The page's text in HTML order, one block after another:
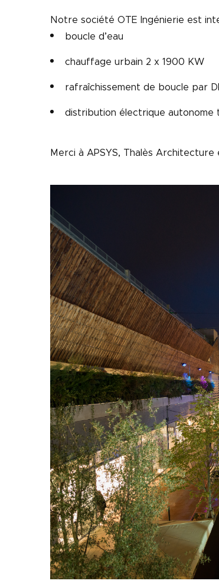
Notre société OTE Ingénierie est
boucle d’eau
chauffage urbain 2 x 1900 KW
rafraîchissement de boucle par
distribution électrique autonome
Merci à APSYS, Thalès